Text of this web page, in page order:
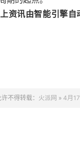
资讯由智能引擎
不得转载： 火派网 » 4月